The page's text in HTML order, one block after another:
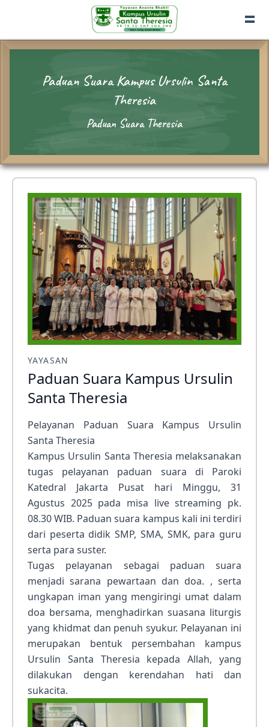
Paduan Suara Kampus Ursulin Santa
Theresia
Paduan Suara Theresia
YAYASAN
Paduan Suara Kampus Ursulin
Santa Theresia
Pelayanan Paduan Suara Kampus Ursulin
Santa Theresia
Kampus Ursulin Santa Theresia melaksanakan
tugas pelayanan paduan suara di Paroki
Katedral Jakarta Pusat hari Minggu, 31
Agustus 2025 pada misa live streaming pk.
08.30 WIB. Paduan suara kampus kali ini terdiri
dari peserta didik SMP, SMA, SMK, para guru
serta para suster.
Tugas pelayanan sebagai paduan suara
menjadi sarana pewartaan dan doa. , serta
ungkapan iman yang mengiringi umat dalam
doa bersama, menghadirkan suasana liturgis
yang khidmat dan penuh syukur. Pelayanan ini
merupakan bentuk persembahan kampus
Ursulin Santa Theresia kepada Allah, yang
dilakukan dengan kerendahan hati dan
sukacita.